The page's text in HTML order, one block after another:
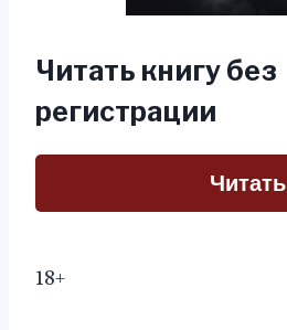
Читать книгу без
регистрации
Читать
18+